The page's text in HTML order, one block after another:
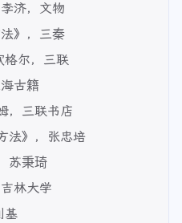
济，文物
》，三秦
格尔，三联
古籍
，三联书店
法》，张忠培
苏秉琦
林大学
基